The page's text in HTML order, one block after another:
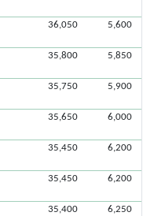
36,050 5,600
35,800 5,850
35,750 5,900
35,650 6,000
35,450 6,200
35,450 6,200
35,400 6,250